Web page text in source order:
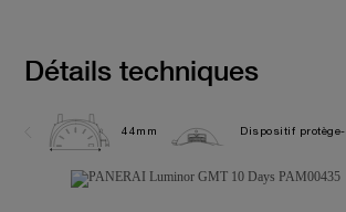
Détails techniques
44mm Dispositif protège-